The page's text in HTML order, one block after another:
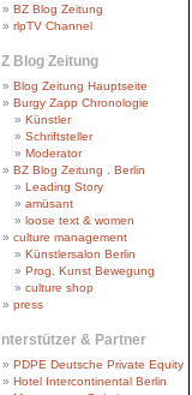
BZ Blog Zeitung
rlpTV Channel
Blog Zeitung
Blog Zeitung Hauptseite
Burgy Zapp Chronologie
Künstler
Schriftsteller
Moderator
BZ Blog Zeitung . Berlin
Leading Story
amüsant
loose text & women
culture management
Künstlersalon Berlin
Prog. Kunst Bewegung
culture shop
press
& Partner
PDPE Deutsche Private Equity
Hotel Intercontinental Berlin